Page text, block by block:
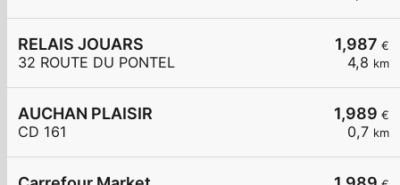
1,987 €
4,8 km
RELAIS JOUARS
32 ROUTE DU PONTEL
1,989 €
0,7 km
AUCHAN PLAISIR
CD 161